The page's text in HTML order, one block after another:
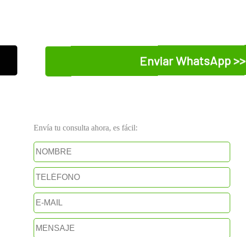
Enviar WhatsApp >>
Envía tu consulta ahora, es fácil: